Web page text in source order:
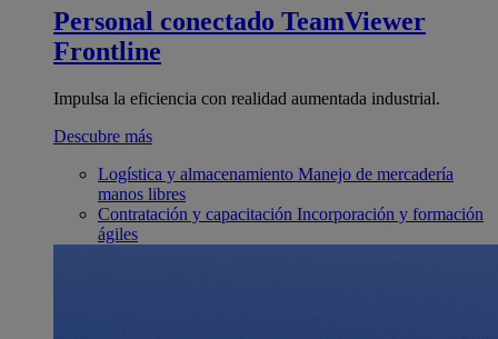
Personal conectado TeamViewer
Frontline
Impulsa la eficiencia con realidad aumentada industrial.
Descubre más
Logística y almacenamiento Manejo de mercadería
manos libres
Contratación y capacitación Incorporación y formación
ágiles